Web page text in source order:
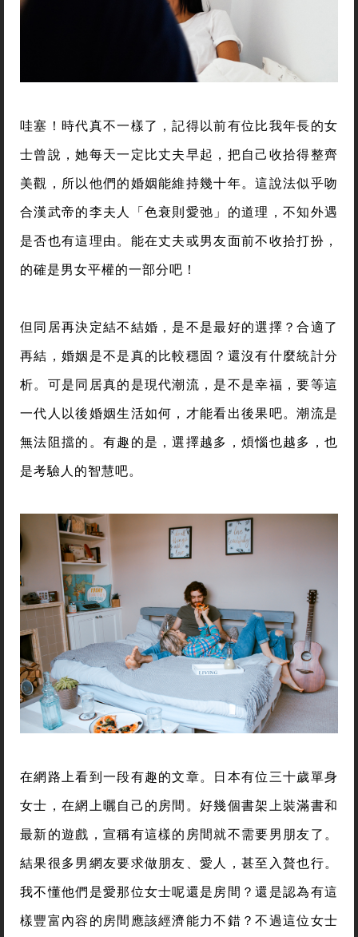
哇塞！時代真不一樣了，記得以前有位比我年長的女
士曾說，她每天一定比丈夫早起，把自己收拾得整齊
美觀，所以他們的婚姻能維持幾十年。這說法似乎吻
合漢武帝的李夫人「色衰則愛弛」的道理，不知外遇
是否也有這理由。能在丈夫或男友面前不收拾打扮，
的確是男女平權的一部分吧！
但同居再決定結不結婚，是不是最好的選擇？合適了
再結，婚姻是不是真的比較穩固？還沒有什麼統計分
析。可是同居真的是現代潮流，是不是幸福，要等這
一代人以後婚姻生活如何，才能看出後果吧。潮流是
無法阻擋的。有趣的是，選擇越多，煩惱也越多，也
是考驗人的智慧吧。
在網路上看到一段有趣的文章。日本有位三十歲單身
女士，在網上曬自己的房間。好幾個書架上裝滿書和
最新的遊戲，宣稱有這樣的房間就不需要男朋友了。
結果很多男網友要求做朋友、愛人，甚至入贅也行。
我不懂他們是愛那位女士呢還是房間？還是認為有這
樣豐富內容的房間應該經濟能力不錯？不過這位女士